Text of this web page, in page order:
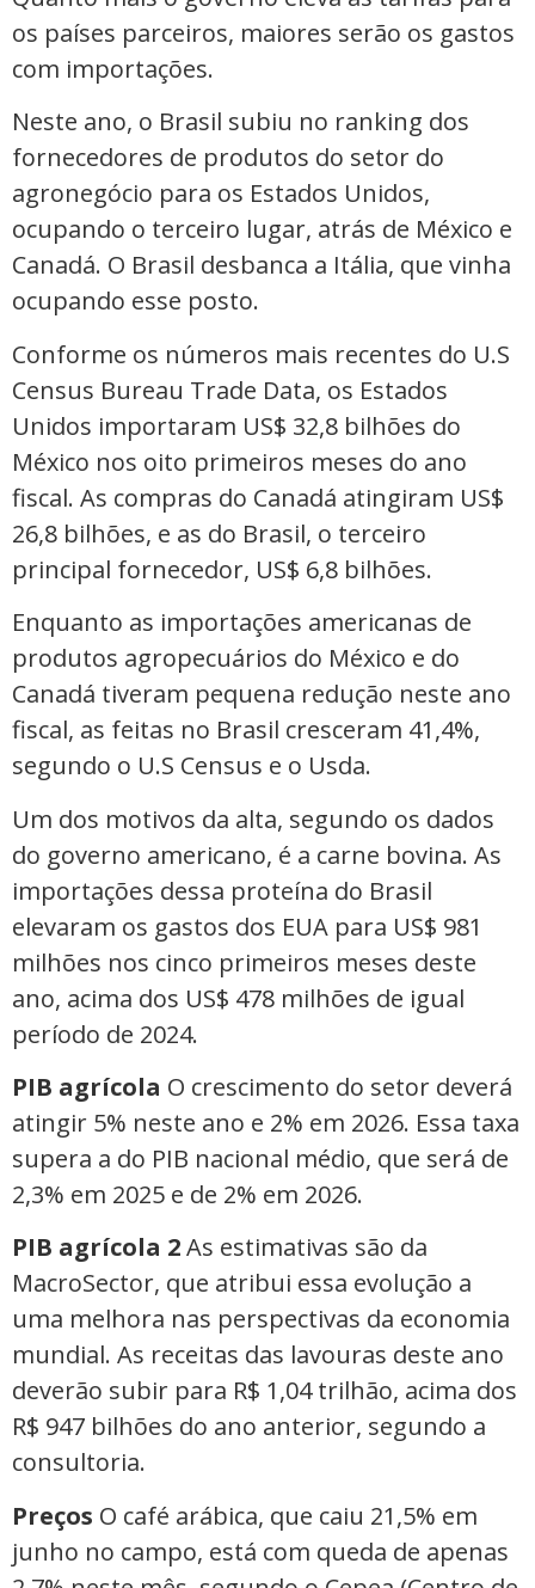
os países parceiros, maiores serão os gastos
com importações.
Neste ano, o Brasil subiu no ranking dos
fornecedores de produtos do setor do
agronegócio para os Estados Unidos,
ocupando o terceiro lugar, atrás de México e
Canadá. O Brasil desbanca a Itália, que vinha
ocupando esse posto.
Conforme os números mais recentes do U.S
Census Bureau Trade Data, os Estados
Unidos importaram US$ 32,8 bilhões do
México nos oito primeiros meses do ano
fiscal. As compras do Canadá atingiram US$
26,8 bilhões, e as do Brasil, o terceiro
principal fornecedor, US$ 6,8 bilhões.
Enquanto as importações americanas de
produtos agropecuários do México e do
Canadá tiveram pequena redução neste ano
fiscal, as feitas no Brasil cresceram 41,4%,
segundo o U.S Census e o Usda.
Um dos motivos da alta, segundo os dados
do governo americano, é a carne bovina. As
importações dessa proteína do Brasil
elevaram os gastos dos EUA para US$ 981
milhões nos cinco primeiros meses deste
ano, acima dos US$ 478 milhões de igual
período de 2024.
PIB agrícola O crescimento do setor deverá
atingir 5% neste ano e 2% em 2026. Essa taxa
supera a do PIB nacional médio, que será de
2,3% em 2025 e de 2% em 2026.
PIB agrícola 2As estimativas são da
MacroSector, que atribui essa evolução a
uma melhora nas perspectivas da economia
mundial. As receitas das lavouras deste ano
deverão subir para R$ 1,04 trilhão, acima dos
R$ 947 bilhões do ano anterior, segundo a
consultoria.
Preços O café arábica, que caiu 21,5% em
junho no campo, está com queda de apenas